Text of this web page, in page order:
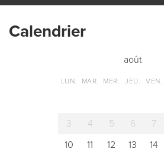
Сalendrier
août
LUN. MAR. MER. JEU. VEN.
3
4 5 6 7
10
11 12 13 14